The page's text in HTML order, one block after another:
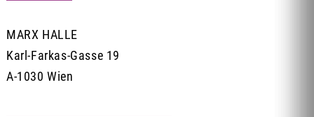
MARX HALLE
Karl-Farkas-Gasse 19
A-1030 Wien